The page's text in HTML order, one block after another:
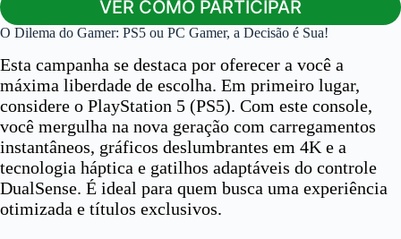
VER COMO PARTICIPAR
O Dilema do Gamer: PS5 ou PC Gamer, a Decisão é Sua!
Esta campanha se destaca por oferecer a você a
máxima liberdade de escolha. Em primeiro lugar,
considere o PlayStation 5 (PS5). Com este console,
você mergulha na nova geração com carregamentos
instantâneos, gráficos deslumbrantes em 4K e a
tecnologia háptica e gatilhos adaptáveis do controle
DualSense. É ideal para quem busca uma experiência
otimizada e títulos exclusivos.